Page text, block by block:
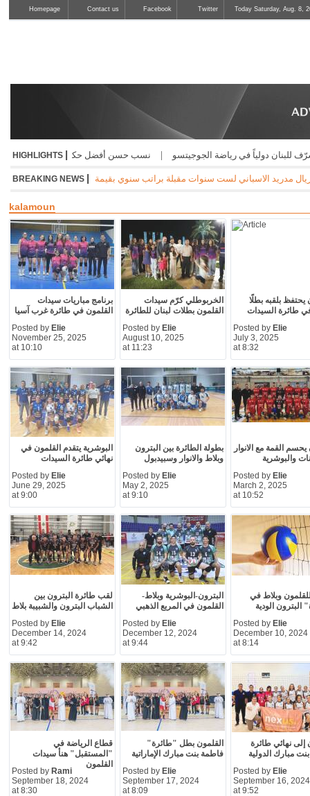
Homepage Contact us Facebook Twitter Today Saturday, Aug. 8,
HIGHLIGHTS |
| نسب حسن أفضل حكم في تايكواندو كوريا المفتوحة | رياضة الجوجيتسو
BREAKING NEWS | الاتحاد البلجيكي مقبلة براتب سنوي بقيمة 24 مليون يورو
kalamoun
برنامج مباريات سيدات
القلمون في طائرة غرب آسيا
Posted by Elie
November 25, 2025
at 10:10
الخربوطلي كرّم سيدات
القلمون بطلات لبنان للطائرة
Posted by Elie
August 10, 2025
at 11:23
يحتفظ بلقبه بطلًا
في طائرة السيدات
Posted by Elie
July 3, 2025
at 8:32
البوشرية يتقدم القلمون في
نهائي طائرة السيدات
Posted by Elie
June 29, 2025
at 9:00
بطولة الطائرة بين البترون
وبلاط والانوار وسبيدبول
Posted by Elie
May 2, 2025
at 9:10
يحسم القمة مع الانوار
والبوشرية
Posted by Elie
March 2, 2025
at 10:52
لقب طائرة البترون بين
الشباب البترون والشبيبة بلاط
Posted by Elie
December 14, 2024
at 9:42
البترون-البوشرية وبلاط-
القلمون في المربع الذهبي
Posted by Elie
December 12, 2024
at 9:44
وبلاط في
البترون الودية
Posted by Elie
December 10, 2024
at 8:14
قطاع الرياضة في
"المستقبل" هنأ سيدات
القلمون
Posted by Rami
September 18, 2024
at 8:30
القلمون بطل "طائرة"
فاطمة بنت مبارك الإماراتية
Posted by Elie
September 17, 2024
at 8:09
إلى نهائي طائرة
مبارك الدولية
Posted by Elie
September 16, 2024
at 9:52